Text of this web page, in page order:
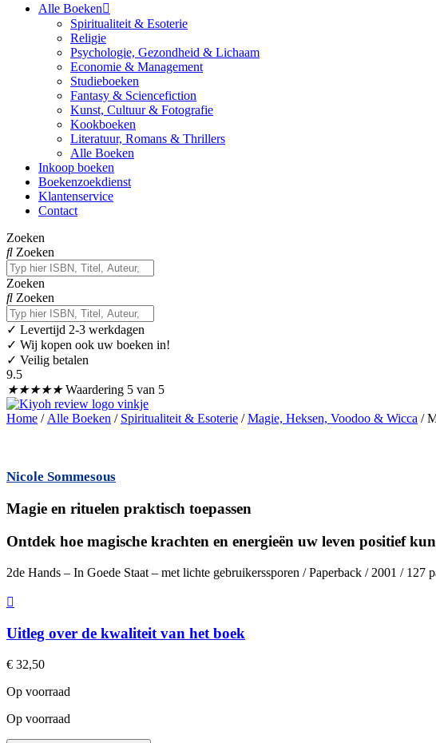
Alle Boeken
Spiritualiteit & Esoterie
Religie
Psychologie, Gezondheid & Lichaam
Economie & Management
Studieboeken
Fantasy & Sciencefiction
Kunst, Cultuur & Fotografie
Kookboeken
Literatuur, Romans & Thrillers
Alle Boeken
Inkoop boeken
Boekenzoekdienst
Klantenservice
Contact
Zoeken
Zoeken
Zoeken
Zoeken
✓ Levertijd 2-3 werkdagen
✓ Wij kopen ook uw boeken in!
✓ Veilig betalen
9.5
★★★★★ Waardering 5 van 5
Home / Alle Boeken / Spiritualiteit & Esoterie /Magie, Heksen, Voodoo & Wicca /
Nicole Sommesous
Magie en rituelen praktisch toepassen
Ontdek hoe magische krachten en energieën uw leven positief
2de Hands – In Goede Staat – met lichte gebruikerssporen / Paperback / 2001 / 127
Uitleg over de kwaliteit van het boek
€ 32,50
Op voorraad
Op voorraad